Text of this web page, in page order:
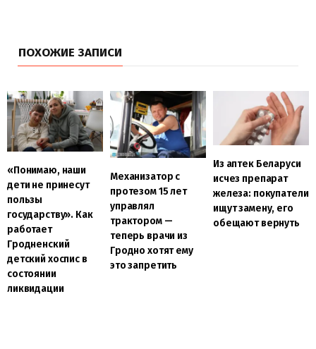
ПОХОЖИЕ ЗАПИСИ
«Понимаю, наши
дети не принесут
пользы
государству». Как
работает
Гродненский
детский хоспис в
состоянии
ликвидации
Механизатор с
протезом 15 лет
управлял
трактором —
теперь врачи из
Гродно хотят ему
это запретить
Из аптек Беларуси
исчез препарат
железа: покупатели
ищут замену, его
обещают вернуть